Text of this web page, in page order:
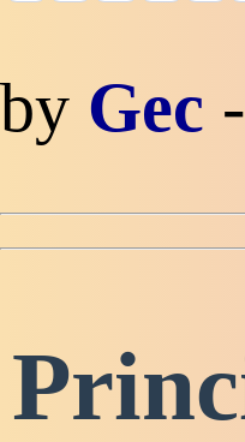
by Gec